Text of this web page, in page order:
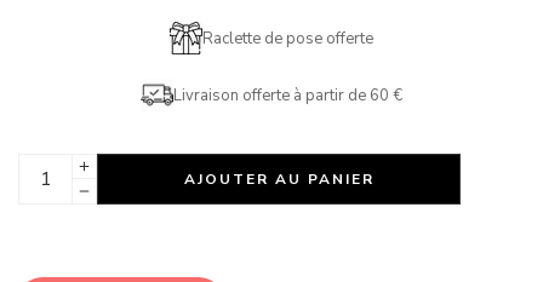
Raclette de pose offerte
Livraison offerte à partir de 60 €
AJOUTER AU PANIER